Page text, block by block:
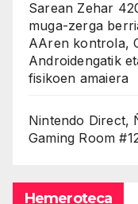
Sarean Zehar
muga-zerga
AAren kontrola,
Androidengatik
fisikoen amaiera
Nintendo Direct,
Gaming Room
Hemeroteca